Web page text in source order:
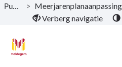
Naar hoofdinhoud
Publicaties >
Verberg navigatie